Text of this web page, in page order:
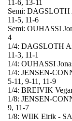
11-6, 13-11
Semi: DAGSLOTH
11-5, 11-6
Semi: OUHASSI
4
1/4: DAGSLOTH
11-3, 11-1
1/4: OUHASSI
1/4: JENSEN-
5-11, 9-11, 11-9
1/4: BREIVIK
1/8: JENSEN-
9, 11-7
1/8: WIIK Eirik -